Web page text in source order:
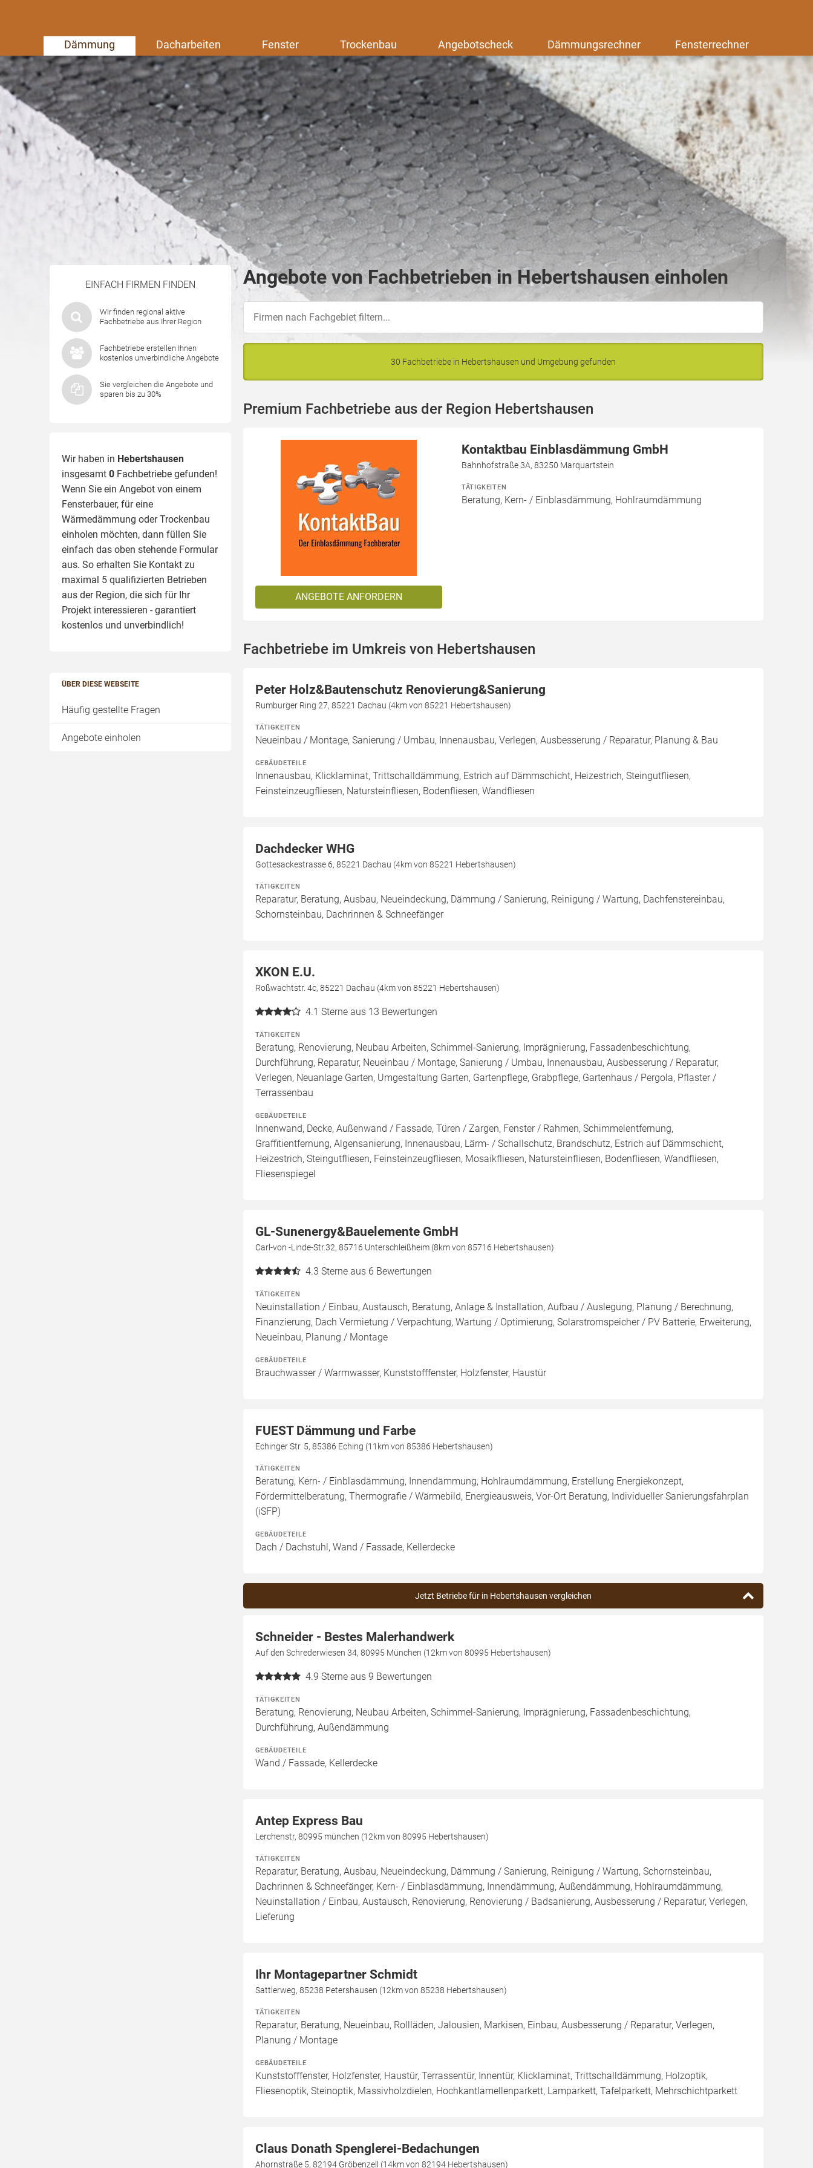
Dämmung Dacharbeiten Fenster Trockenbau Angebotscheck Dämmungsrechner Fensterrechner
EINFACH FIRMEN FINDEN
Wir finden regional aktive
Fachbetriebe aus Ihrer Region
Fachbetriebe erstellen Ihnen
kostenlos unverbindliche Angebote
Sie vergleichen die Angebote und
sparen bis zu 30%
Wir haben in Hebertshausen
insgesamt 0 Fachbetriebe gefunden!
Wenn Sie ein Angebot von einem
Fensterbauer, für eine
Wärmedämmung oder Trockenbau
einholen möchten, dann füllen Sie
einfach das oben stehende Formular
aus. So erhalten Sie Kontakt zu
maximal 5 qualifizierten Betrieben
aus der Region, die sich für Ihr
Projekt interessieren - garantiert
kostenlos und unverbindlich!
ÜBER DIESE WEBSEITE
Häufig gestellte Fragen
Angebote einholen
Angebote von Fachbetrieben in Hebertshausen einholen
30 Fachbetriebe in Hebertshausen und Umgebung gefunden
Premium Fachbetriebe aus der Region Hebertshausen
ANGEBOTE ANFORDERN
Kontaktbau Einblasdämmung GmbH
Bahnhofstraße 3A, 83250 Marquartstein
TÄTIGKEITEN
Beratung, Kern- / Einblasdämmung, Hohlraumdämmung
Fachbetriebe im Umkreis von Hebertshausen
Peter Holz&Bautenschutz Renovierung&Sanierung
Rumburger Ring 27, 85221 Dachau (4km von 85221 Hebertshausen)
TÄTIGKEITEN
Neueinbau / Montage, Sanierung / Umbau, Innenausbau, Verlegen, Ausbesserung / Reparatur, Planung & Bau
GEBÄUDETEILE
Innenausbau, Klicklaminat, Trittschalldämmung, Estrich auf Dämmschicht, Heizestrich, Steingutfliesen,
Feinsteinzeugfliesen, Natursteinfliesen, Bodenfliesen, Wandfliesen
Dachdecker WHG
Gottesackestrasse 6, 85221 Dachau (4km von 85221 Hebertshausen)
TÄTIGKEITEN
Reparatur, Beratung, Ausbau, Neueindeckung, Dämmung / Sanierung, Reinigung / Wartung, Dachfenstereinbau,
Schornsteinbau, Dachrinnen & Schneefänger
XKON E.U.
Roßwachtstr. 4c, 85221 Dachau (4km von 85221 Hebertshausen)
4.1 Sterne aus 13 Bewertungen
TÄTIGKEITEN
Beratung, Renovierung, Neubau Arbeiten, Schimmel-Sanierung, Imprägnierung, Fassadenbeschichtung,
Durchführung, Reparatur, Neueinbau / Montage, Sanierung / Umbau, Innenausbau, Ausbesserung / Reparatur,
Verlegen, Neuanlage Garten, Umgestaltung Garten, Gartenpflege, Grabpflege, Gartenhaus / Pergola, Pflaster /
Terrassenbau
GEBÄUDETEILE
Innenwand, Decke, Außenwand / Fassade, Türen / Zargen, Fenster / Rahmen, Schimmelentfernung,
Graffitientfernung, Algensanierung, Innenausbau, Lärm- / Schallschutz, Brandschutz, Estrich auf Dämmschicht,
Heizestrich, Steingutfliesen, Feinsteinzeugfliesen, Mosaikfliesen, Natursteinfliesen, Bodenfliesen, Wandfliesen,
Fliesenspiegel
GL-Sunenergy&Bauelemente GmbH
Carl-von -Linde-Str.32, 85716 Unterschleißheim (8km von 85716 Hebertshausen)
4.3 Sterne aus 6 Bewertungen
TÄTIGKEITEN
Neuinstallation / Einbau, Austausch, Beratung, Anlage & Installation, Aufbau / Auslegung, Planung / Berechnung,
Finanzierung, Dach Vermietung / Verpachtung, Wartung / Optimierung, Solarstromspeicher / PV Batterie, Erweiterung,
Neueinbau, Planung / Montage
GEBÄUDETEILE
Brauchwasser / Warmwasser, Kunststofffenster, Holzfenster, Haustür
FUEST Dämmung und Farbe
Echinger Str. 5, 85386 Eching (11km von 85386 Hebertshausen)
TÄTIGKEITEN
Beratung, Kern- / Einblasdämmung, Innendämmung, Hohlraumdämmung, Erstellung Energiekonzept,
Fördermittelberatung, Thermografie / Wärmebild, Energieausweis, Vor-Ort Beratung, Individueller Sanierungsfahrplan
(iSFP)
GEBÄUDETEILE
Dach / Dachstuhl, Wand / Fassade, Kellerdecke
Jetzt Betriebe für in Hebertshausen vergleichen
Schneider - Bestes Malerhandwerk
Auf den Schrederwiesen 34, 80995 München (12km von 80995 Hebertshausen)
4.9 Sterne aus 9 Bewertungen
TÄTIGKEITEN
Beratung, Renovierung, Neubau Arbeiten, Schimmel-Sanierung, Imprägnierung, Fassadenbeschichtung,
Durchführung, Außendämmung
GEBÄUDETEILE
Wand / Fassade, Kellerdecke
Antep Express Bau
Lerchenstr, 80995 münchen (12km von 80995 Hebertshausen)
TÄTIGKEITEN
Reparatur, Beratung, Ausbau, Neueindeckung, Dämmung / Sanierung, Reinigung / Wartung, Schornsteinbau,
Dachrinnen & Schneefänger, Kern- / Einblasdämmung, Innendämmung, Außendämmung, Hohlraumdämmung,
Neuinstallation / Einbau, Austausch, Renovierung, Renovierung / Badsanierung, Ausbesserung / Reparatur, Verlegen,
Lieferung
Ihr Montagepartner Schmidt
Sattlerweg, 85238 Petershausen (12km von 85238 Hebertshausen)
TÄTIGKEITEN
Reparatur, Beratung, Neueinbau, Rollläden, Jalousien, Markisen, Einbau, Ausbesserung / Reparatur, Verlegen,
Planung / Montage
GEBÄUDETEILE
Kunststofffenster, Holzfenster, Haustür, Terrassentür, Innentür, Klicklaminat, Trittschalldämmung, Holzoptik,
Fliesenoptik, Steinoptik, Massivholzdielen, Hochkantlamellenparkett, Lamparkett, Tafelparkett, Mehrschichtparkett
Claus Donath Spenglerei-Bedachungen
Ahornstraße 5, 82194 Gröbenzell (14km von 82194 Hebertshausen)